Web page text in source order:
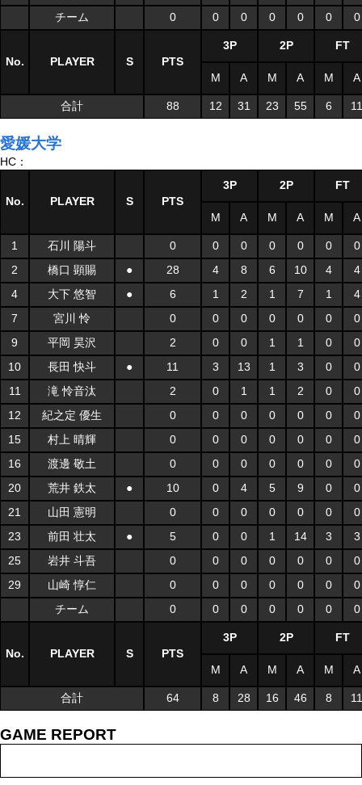
チーム
0 0 0 0 0 0 0
No. PLAYER S PTS
3P 2P FT
M A M A M A
合計 88 12 31 23 55 6 11
愛媛大学
HC：
No. PLAYER S PTS
3P 2P FT
M A M A M A
1 石川 陽斗 0 0 0 0 0 0
0
2
橋口 顕賜 ● 28 4 8 6 10 4
4
4
大下 悠智 ● 6 1 2 1 7 1
4
7
宮川 怜 0 0 0 0 0 0
0
9
平岡 昊沢 2 0 0 1 1 0
0
10
長田 快斗 ● 11 3 13 1 3 0
0
11
滝 怜音汰 2 0 1 1 2 0
0
12
紀之定 優生 0 0 0 0 0 0
0
15
村上 晴輝 0 0 0 0 0 0
0
16
渡邊 敬土 0 0 0 0 0 0
0
20
荒井 鉄太 ● 10 0 4 5 9 0
0
21
山田 憲明 0 0 0 0 0 0
0
23
前田 壮太 ● 5 0 0 1 14 3
3
25
岩井 斗吾 0 0 0 0 0 0
0
29
山崎 惇仁 0 0 0 0 0 0
0
チーム
0 0 0 0 0 0 0
No. PLAYER S PTS
3P 2P FT
M A M A M A
合計 64 8 28 16 46 8 11
GAME REPORT